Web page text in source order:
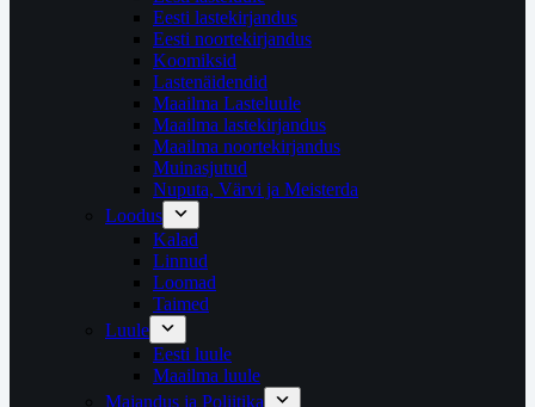
Eesti lastekirjandus
Eesti noortekirjandus
Koomiksid
Lastenäidendid
Maailma Lasteluule
Maailma lastekirjandus
Maailma noortekirjandus
Muinasjutud
Nuputa, Värvi ja Meisterda
Loodus
Kalad
Linnud
Loomad
Taimed
Luule
Eesti luule
Maailma luule
Majandus ja Poliitika